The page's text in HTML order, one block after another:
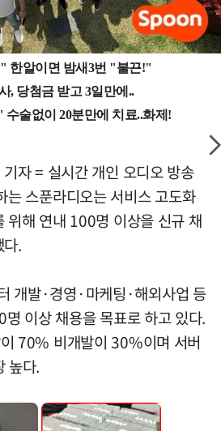
자 = 실시간 개인 오디오 방송
는 스푼라디오는 서비스 고도화
위해 연내 100명 이상을 신규 채
.
개발·경영·마케팅·해외사업 등
이상 채용을 목표로 하고 있다.
70% 비개발이 30%이며 서버
높다.